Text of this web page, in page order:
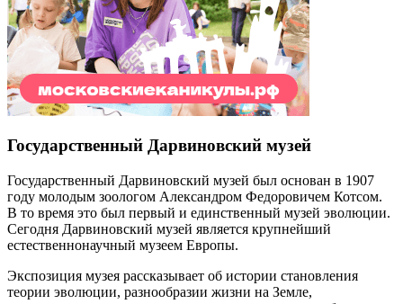
Государственный Дарвиновский музей
Государственный Дарвиновский музей был основан в 1907
году молодым зоологом Александром Федоровичем Котсом.
В то время это был первый и единственный музей эволюции.
Сегодня Дарвиновский музей является крупнейший
естественнонаучный музеем Европы.
Экспозиция музея рассказывает об истории становления
теории эволюции, разнообразии жизни на Земле,